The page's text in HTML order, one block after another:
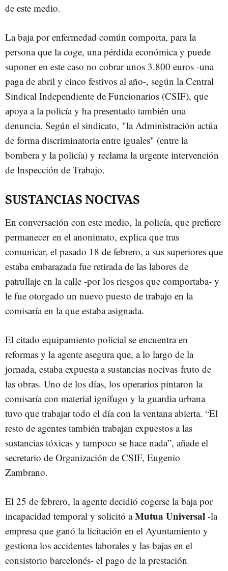
de este medio.
La baja por enfermedad común comporta, para la
persona que la coge, una pérdida económica y puede
suponer en este caso no cobrar unos 3.800 euros -una
paga de abril y cinco festivos al año-, según la Central
Sindical Independiente de Funcionarios (CSIF), que
apoya a la policía y ha presentado también una
denuncia. Según el sindicato, "la Administración actúa
de forma discriminatoria entre iguales" (entre la
bombera y la policía) y reclama la urgente intervención
de Inspección de Trabajo.
SUSTANCIAS NOCIVAS
En conversación con este medio, la policía, que prefiere
permanecer en el anonimato, explica que tras
comunicar, el pasado 18 de febrero, a sus superiores que
estaba embarazada fue retirada de las labores de
patrullaje en la calle -por los riesgos que comportaba- y
le fue otorgado un nuevo puesto de trabajo en la
comisaría en la que estaba asignada.
El citado equipamiento policial se encuentra en
reformas y la agente asegura que, a lo largo de la
jornada, estaba expuesta a sustancias nocivas fruto de
las obras. Uno de los días, los operarios pintaron la
comisaría con material ignífugo y la guardia urbana
tuvo que trabajar todo el día con la ventana abierta. “El
resto de agentes también trabajan expuestos a las
sustancias tóxicas y tampoco se hace nada”, añade el
secretario de Organización de CSIF, Eugenio
Zambrano.
El 25 de febrero, la agente decidió cogerse la baja por
incapacidad temporal y solicitó aMutua Universal -la
empresa que ganó la licitación en el Ayuntamiento y
gestiona los accidentes laborales y las bajas en el
consistorio barcelonés- el pago de la prestación